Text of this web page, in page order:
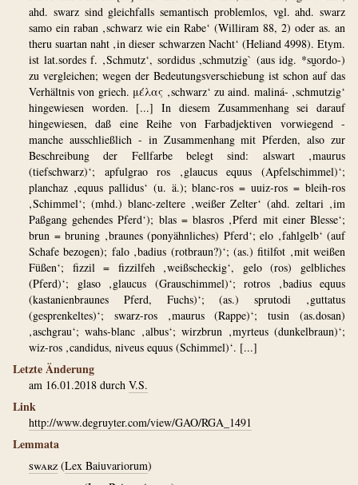
ahd. swarz sind gleichfalls semantisch problemlos, vgl. ahd. swarz
samo ein raban ‚schwarz wie ein Rabe‘ (Williram 88, 2) oder as. an
theru suartan naht ‚in dieser schwarzen Nacht‘ (Heliand 4998). Etym.
ist lat.sordes f. ‚Schmutz‘, sordidus ,schmutzig` (aus idg. *sṷordo-)
zu vergleichen; wegen der Bedeutungsverschiebung ist schon auf das
Verhältnis von griech. μέλας ‚schwarz‘ zu aind. maliná- ‚schmutzig‘
hingewiesen worden. [...] In diesem Zusammenhang sei darauf
hingewiesen, daß eine Reihe von Farbadjektiven vorwiegend -
manche ausschließlich - in Zusammenhang mit Pferden, also zur
Beschreibung der Fellfarbe belegt sind: alswart ‚maurus
(tiefschwarz)‘; apfulgrao ros ‚glaucus equus (Apfelschimmel)‘;
planchaz ‚equus pallidus‘ (u. ä.); blanc-ros = uuiz-ros = bleih-ros
‚Schimmel‘; (mhd.) blanc-zeltere ‚weißer Zelter‘ (ahd. zeltari ‚im
Paßgang gehendes Pferd‘); blas = blasros ‚Pferd mit einer Blesse‘;
brun = bruning ‚braunes (ponyähnliches) Pferd‘; elo ‚fahlgelb‘ (auf
Schafe bezogen); falo ‚badius (rotbraun?)‘; (as.) fitilfot ‚mit weißen
Füßen‘; fizzil = fizzilfeh ‚weißscheckig‘, gelo (ros) gelbliches
(Pferd)‘; glaso ‚glaucus (Grauschimmel)‘; rotros ‚badius equus
(kastanienbraunes Pferd, Fuchs)‘; (as.) sprutodi ‚guttatus
(gesprenkeltes)‘; swarz-ros ‚maurus (Rappe)‘; tusin (as.dosan)
‚aschgrau‘; wahs-blanc ‚albus‘; wirzbrun ‚myrteus (dunkelbraun)‘;
wiz-ros ‚candidus, niveus equus (Schimmel)‘. [...]
Letzte Änderung
am 16.01.2018 durch V.S.
Link
http://www.degruyter.com/view/GAO/RGA_1491
Lemmata
swarz(Lex Baiuvariorum)